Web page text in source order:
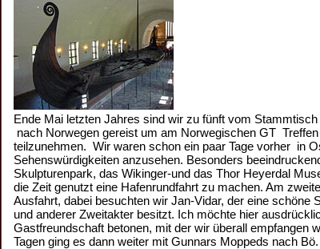
Ende Mai letzten Jahres sind wir zu fünft vom
nach Norwegen gereist um am Norwegischen GT
teilzunehmen. Wir waren schon ein paar Tage vorher in
Sehenswürdigkeiten anzusehen. Besonders
Skulpturenpark, das Wikinger-und das Thor Heyerdal
die Zeit genutzt eine Hafenrundfahrt zu machen. Am
Ausfahrt, dabei besuchten wir Jan-Vidar, der eine schöne
und anderer Zweitakter besitzt. Ich möchte hier
Gastfreundschaft betonen, mit der wir überall empfangen
Tagen ging es dann weiter mit Gunnars Moppeds nach Bö.